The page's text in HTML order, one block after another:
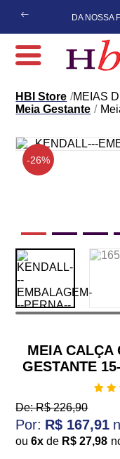
DA NOSSA
HBI Store MEIAS
Meia Gestante
-26%
MEIA CALÇA
GESTANTE
De:R$ 226,90
ou6x de R$ 27,98
R$ 167,91